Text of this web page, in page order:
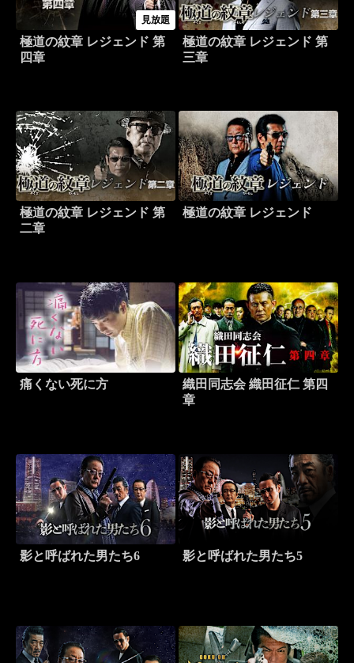
見放題
極道の紋章 レジェンド 第
四章
極道の紋章 レジェンド 第
三章
極道の紋章 レジェンド 第
二章
極道の紋章 レジェンド
痛くない死に方
織田同志会 織田征仁 第四
章
影と呼ばれた男たち6 影と呼ばれた男たち5